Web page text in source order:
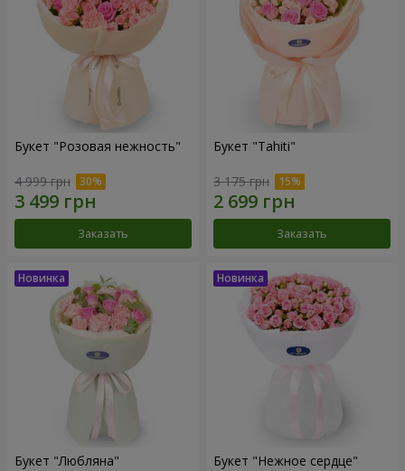
Букет "Розовая нежность"
4 999 грн
Заказать
Букет "Tahiti"
3 175 грн
Заказать
Букет "Любляна" Букет "Нежное сердце"